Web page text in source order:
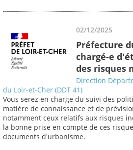
02/12/2025
Préfecture
chargé-e
des risques
Direction
du Loir-et-Cher (DDT 41)
Vous serez en charge du suivi des
matière de connaissance et de
notamment ceux relatifs aux risques
la bonne prise en compte de ces
documents d'urbanisme.